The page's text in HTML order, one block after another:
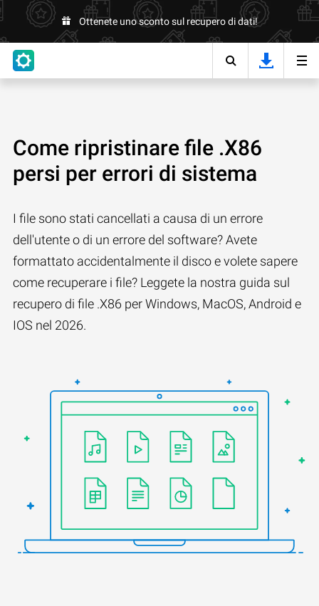
Ottenete uno sconto sul recupero di dati!
Come ripristinare file .X86
persi per errori di sistema
I file sono stati cancellati a causa di un errore
dell'utente o di un errore del software? Avete
formattato accidentalmente il disco e volete sapere
come recuperare i file? Leggete la nostra guida sul
recupero di file .X86 per Windows, MacOS, Android e
IOS nel 2026.